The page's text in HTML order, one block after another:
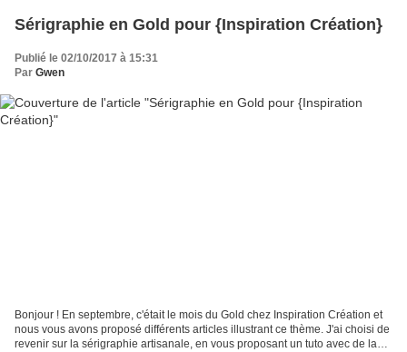
Sérigraphie en Gold pour {Inspiration Création}
Publié le 02/10/2017 à 15:31
Par Gwen
Bonjour ! En septembre, c'était le mois du Gold chez Inspiration Création et
nous vous avons proposé différents articles illustrant ce thème. J'ai choisi de
revenir sur la sérigraphie artisanale, en vous proposant un tuto avec de la